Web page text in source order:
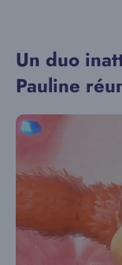
Un duo
Pauline